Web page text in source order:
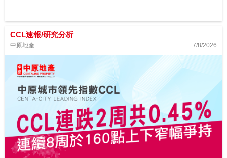
CCL速報/研究分析
中原地產 7/8/2026